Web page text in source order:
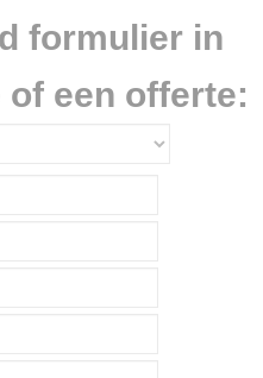
formulier in
een offerte: